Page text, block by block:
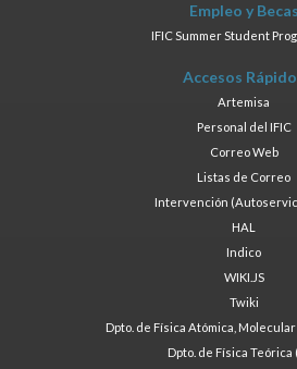
Empleo y Becas
IFIC Summer Student
Accesos
Artemisa
Personal del IFIC
Correo Web
Listas de Correo
Intervención
HAL
Indico
WIKI.JS
Twiki
Dpto. de Física Atómica,
Dpto. de Física Teórica